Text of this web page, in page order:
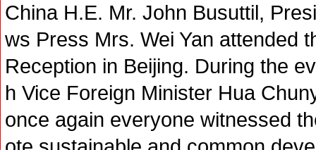
China H.E. Mr. John Busuttil,
ws Press Mrs. Wei Yan attended
Reception in Beijing. During the
h Vice Foreign Minister Hua
once again everyone witnessed